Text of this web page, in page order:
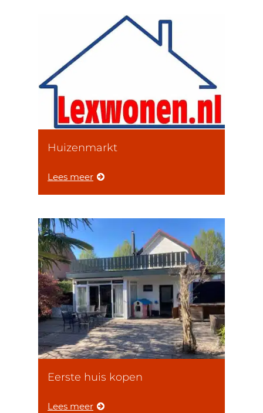
Huizenmarkt
Lees meer
Eerste huis kopen
Lees meer